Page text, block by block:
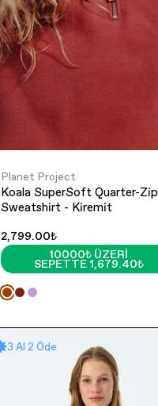
Planet Project
Koala SuperSoft Quarter-Zip
Sweatshirt - Kiremit
2,799.00₺
10000₺ ÜZERI
SEPETTE 1,679.40₺
3 Al 2 Öde